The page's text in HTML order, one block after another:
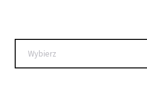
Wybierz